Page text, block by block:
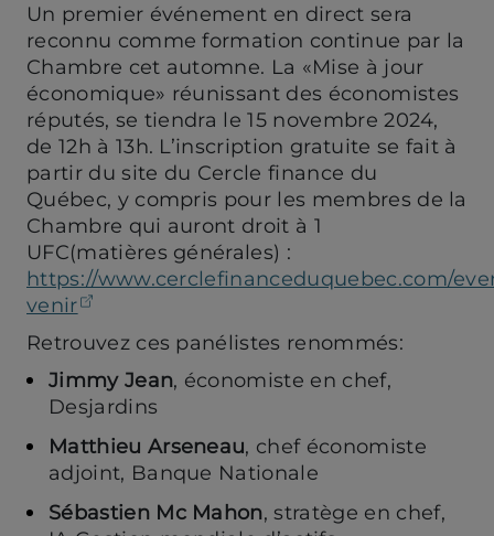
Un premier événement en direct sera
reconnu comme formation continue par la
Chambre cet automne. La «Mise à jour
économique» réunissant des économistes
réputés, se tiendra le 15 novembre 2024,
de 12h à 13h. L’inscription gratuite se fait à
partir du site du Cercle finance du
Québec, y compris pour les membres de la
Chambre qui auront droit à 1
UFC(matières générales) :
https://www.cerclefinanceduquebec.com/
venir
Retrouvez ces panélistes renommés:
Jimmy Jean, économiste en chef,
Desjardins
Matthieu Arseneau, chef économiste
adjoint, Banque Nationale
Sébastien Mc Mahon, stratège en chef,